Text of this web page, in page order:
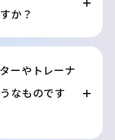
か？
ーやトレーナ
なものです